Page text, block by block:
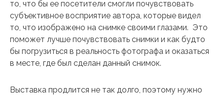
то, что бы ее посетители смогли почувствовать
субъективное восприятие автора, которые видел
то, что изображено на снимке своими глазами. Это
поможет лучше почувствовать снимки и как будто
бы погрузиться в реальность фотографа и оказаться
в месте, где был сделан данный снимок.
Выставка продлится не так долго, поэтому нужно